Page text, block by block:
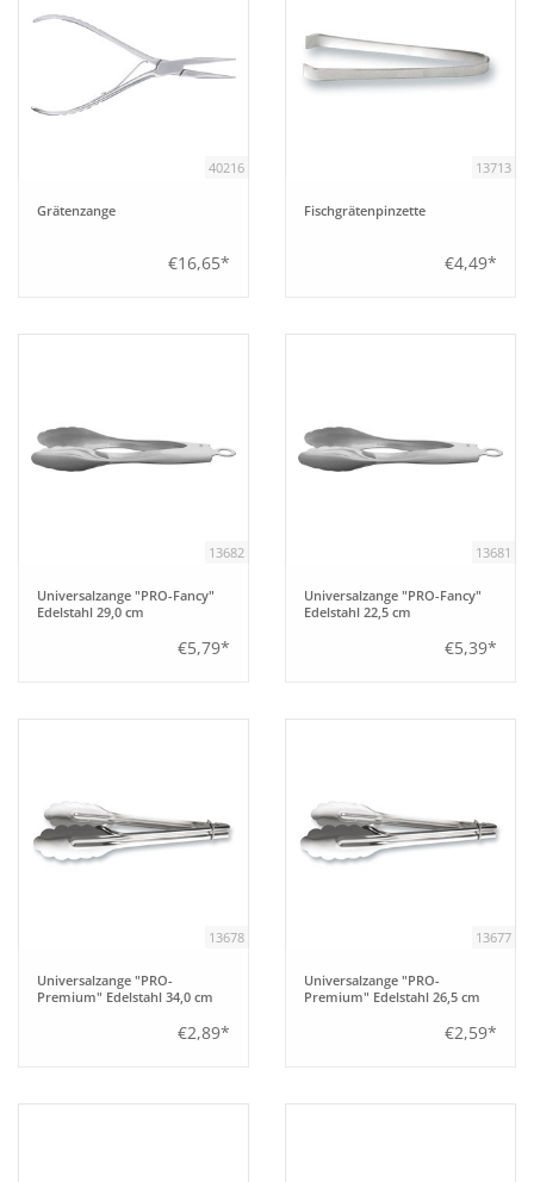
40216
Grätenzange
€16,65*
13713
Fischgrätenpinzette
€4,49*
13682
Universalzange "PRO-Fancy"
Edelstahl 29,0 cm
€5,79*
13681
Universalzange "PRO-Fancy"
Edelstahl 22,5 cm
€5,39*
13678
Universalzange "PRO-
Premium" Edelstahl 34,0 cm
€2,89*
13677
Universalzange "PRO-
Premium" Edelstahl 26,5 cm
€2,59*